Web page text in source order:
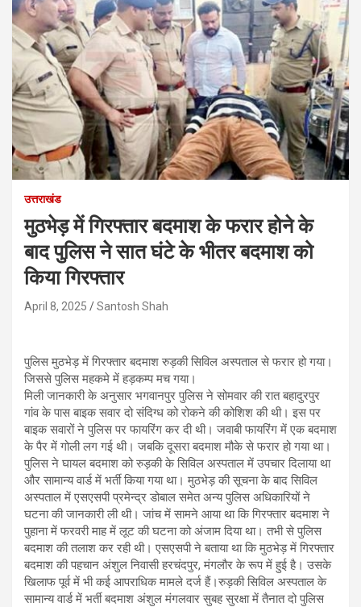
उत्तराखंड
मुठभेड़ में गिरफ्तार बदमाश के फरार होने के
बाद पुलिस ने सात घंटे के भीतर बदमाश को
किया गिरफ्तार
April 8, 2025 Santosh Shah
पुलिस मुठभेड़ में गिरफ्तार बदमाश रुड़की सिविल अस्पताल से फरार हो गया।
जिससे पुलिस महकमे में हड़कम्प मच गया।
मिली जानकारी के अनुसार भगवानपुर पुलिस ने सोमवार की रात बहादुरपुर
गांव के पास बाइक सवार दो संदिग्ध को रोकने की कोशिश की थी। इस पर
बाइक सवारों ने पुलिस पर फायरिंग कर दी थी। जवाबी फायरिंग में एक बदमाश
के पैर में गोली लग गई थी। जबकि दूसरा बदमाश मौके से फरार हो गया था।
पुलिस ने घायल बदमाश को रुड़की के सिविल अस्पताल में उपचार दिलाया था
और सामान्य वार्ड में भर्ती किया गया था। मुठभेड़ की सूचना के बाद सिविल
अस्पताल में एसएसपी प्रमेन्द्र डोबाल समेत अन्य पुलिस अधिकारियों ने
घटना की जानकारी ली थी। जांच में सामने आया था कि गिरफ्तार बदमाश ने
पुहाना में फरवरी माह में लूट की घटना को अंजाम दिया था। तभी से पुलिस
बदमाश की तलाश कर रही थी। एसएसपी ने बताया था कि मुठभेड़ में गिरफ्तार
बदमाश की पहचान अंशुल निवासी हरचंदपुर, मंगलौर के रूप में हुई है। उसके
खिलाफ पूर्व में भी कई आपराधिक मामले दर्ज हैं।रुड़की सिविल अस्पताल के
सामान्य वार्ड में भर्ती बदमाश अंशुल मंगलवार सुबह सुरक्षा में तैनात दो पुलिस